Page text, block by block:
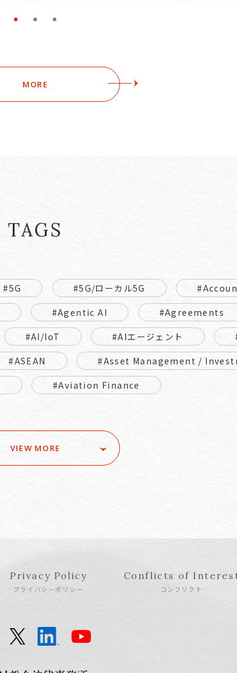
MORE
TAGS
#5G #5G/ローカル5G
#Agentic AI #Agreements
#AI/loT #AIエージェント
#ASEAN
#Asset Management /
#Aviation Finance
VIEW MORE
Privacy Policy
プライバシーポリシー
Conflicts of
コンフリクト